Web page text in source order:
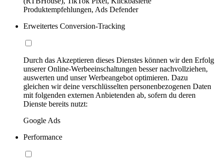
Produktempfehlungen, Ads Defender
Erweitertes Conversion-Tracking
Durch das Akzeptieren dieses Dienstes können wir den Erfolg
unserer Online-Werbeeinschaltungen besser nachvollziehen,
auswerten und unser Werbeangebot optimieren. Dazu
gleichen wir deine verschlüsselten personenbezogenen Daten
mit folgenden externen Anbietenden ab, sofern du deren
Dienste bereits nutzt:
Google Ads
Performance